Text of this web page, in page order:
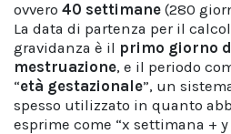
ovvero 40 settimane (280
La data di partenza per il
gravidanza è il primo giorno
mestruazione, e il periodo
“età gestazionale”, un
spesso utilizzato in quanto
esprime come “x settimana +